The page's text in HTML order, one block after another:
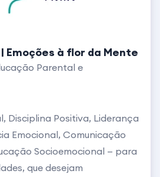
Emoções à flor da Mente
Parental e
Disciplina Positiva, Liderança
Emocional, Comunicação
Socioemocional — para
que desejam